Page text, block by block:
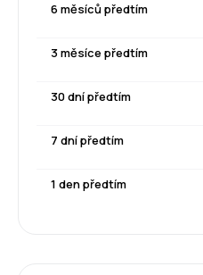
6 měsíců předtím
3 měsíce předtím
30 dní předtím
7 dní předtím
1 den předtím